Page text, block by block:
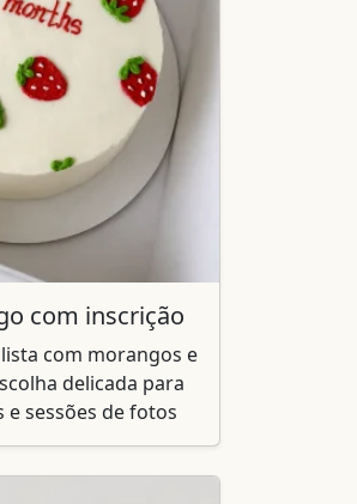
com inscrição
com morangos e
delicada para
sessões de fotos